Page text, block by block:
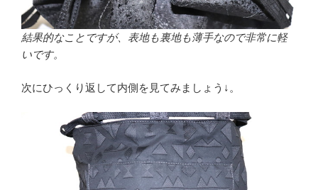
結果的なことですが、表地も裏地も薄手なので非常に軽
いです。
次にひっくり返して内側を見てみましょう↓。